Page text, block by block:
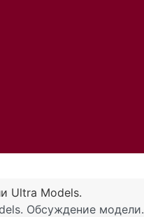
Ultra Models.
Обсуждение модели.